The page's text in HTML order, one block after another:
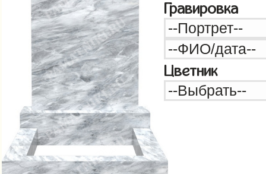
Гравировка
Цветник